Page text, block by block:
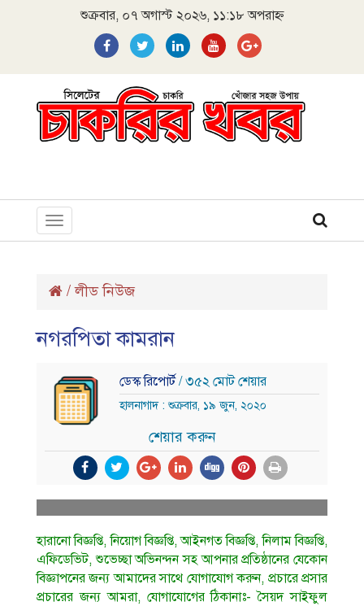
শুক্রবার, ০৭ অগাস্ট ২০২৬, ১১:১৮ অপরাহ্ন
Toggle
navigation
/লীড নিউজ
নগরপিতা কামরান
ডেস্ক রিপোর্ট/ ৩৫২ মোট শেয়ার
হালনাগাদ : শুক্রবার, ১৯ জুন, ২০২০
শেয়ার করুন
হারানো বিজ্ঞপ্তি, নিয়োগ বিজ্ঞপ্তি, আইনগত বিজ্ঞপ্তি, নিলাম বিজ্ঞপ্তি,
এফিডেভিট, শুভেচ্ছা অভিনন্দন সহ আপনার প্রতিষ্ঠানের যেকোন
বিজ্ঞাপনের জন্য আমাদের সাথে যোগাযোগ করুন, প্রচারে প্রসার
প্রচারের জন্য আমরা, যোগাযোগের ঠিকানাঃ- সৈয়দ সাইফুল